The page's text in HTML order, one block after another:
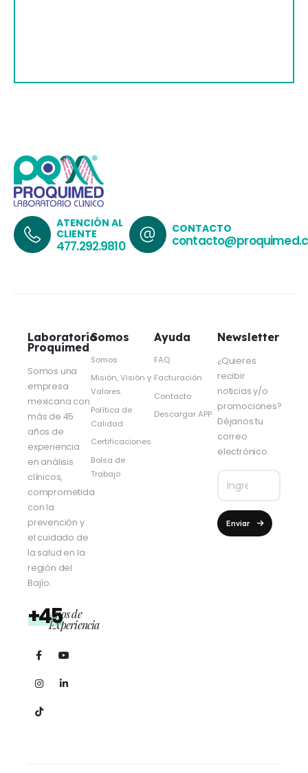
ATENCIÓN AL
CLIENTE
477.292.9810
CONTACTO
Laboratorio
Proquimed
Somos una
empresa
mexicana con
más de 45
años de
experiencia
en análisis
clínicos,
comprometida
con la
prevención y
el cuidado de
la salud en la
región del
Bajío.
+45Años de
Experiencia
Somos
Somos
Misión, Visión y
Valores
Política de
Calidad
Certificaciones
Bolsa de
Trabajo
Ayuda
FAQ
Facturación
Contacto
Descargar APP
Newsletter
¿Quieres
recibir
noticias y/o
promociones?
Déjanos tu
correo
electrónico.
Enviar